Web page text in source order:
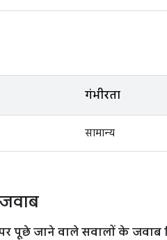
गंभीरता
सामान्य
पूछे जाने वाले सवालों के जवाब